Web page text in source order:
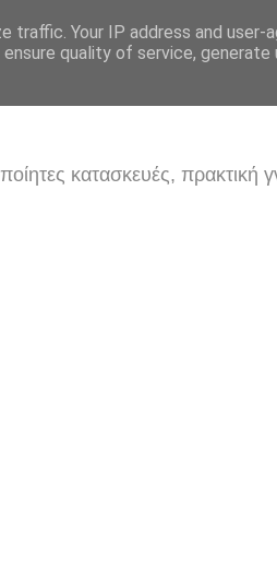
κατασκευές, πρακτική
traffic. Your IP address and user-
quality of service, generate